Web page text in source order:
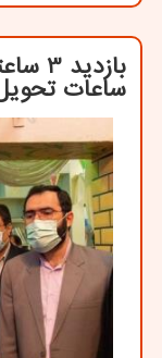
ساعات تحویل